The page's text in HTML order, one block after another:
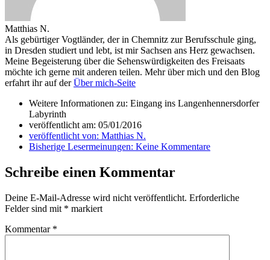
Matthias N.
Als gebürtiger Vogtländer, der in Chemnitz zur Berufsschule ging,
in Dresden studiert und lebt, ist mir Sachsen ans Herz gewachsen.
Meine Begeisterung über die Sehenswürdigkeiten des Freisaats
möchte ich gerne mit anderen teilen. Mehr über mich und den Blog
erfahrt ihr auf derÜber mich-Seite
Weitere Informationen zu: Eingang ins Langenhennersdorfer
Labyrinth
veröffentlicht am: 05/01/2016
veröffentlicht von: Matthias N.
Bisherige Lesermeinungen: Keine Kommentare
Schreibe einen Kommentar
Deine E-Mail-Adresse wird nicht veröffentlicht. Erforderliche
Felder sind mit * markiert
Kommentar *